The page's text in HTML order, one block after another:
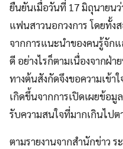
ยืนยันเมื่อวันที่ 17 มิถุนายนว่
แฟนสาวนอกวงการ โดยทั้ง
จากการแนะนำของคนรู้จัก
ดี อย่างไรก็ตามเนื่องจากฝ่
ทางต้นสังกัดจึงขอความเข้
เกิดขึ้นจากการเปิดเผยข้อมู
รับความสนใจที่มากเกินไปต
ตามรายงานจากสำนักข่าว